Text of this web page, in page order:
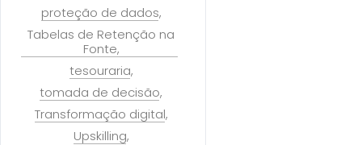
proteção de dados
Tabelas de Retenção na
Fonte
tesouraria
tomada de decisão
Transformação digital
Upskilling